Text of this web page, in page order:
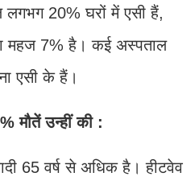
लगभग 20% घरों में एसी हैं,
महज 7% है। कई अस्पताल
एसी के हैं।
मौतें उन्हीं की :
65 वर्ष से अधिक है। हीटवेव